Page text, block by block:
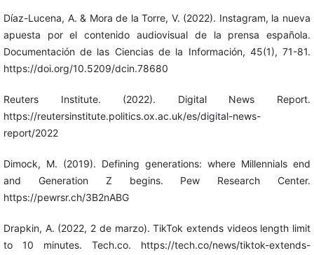
Díaz-Lucena, A. & Mora de la Torre, V. (2022). Instagram, la nueva
apuesta por el contenido audiovisual de la prensa española.
Documentación de las Ciencias de la Información, 45(1), 71-81.
https://doi.org/10.5209/dcin.78680
Reuters Institute. (2022). Digital News Report.
https://reutersinstitute.politics.ox.ac.uk/es/digital-news-
report/2022
Dimock, M. (2019). Defining generations: where Millennials end
and Generation Z begins. Pew Research Center.
https://pewrsr.ch/3B2nABG
Drapkin, A. (2022, 2 de marzo). TikTok extends videos length limit
to 10 minutes. Tech.co. https://tech.co/news/tiktok-extends-